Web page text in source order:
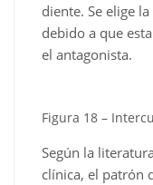
diente. Se elige
debido a que
el antagonista.
Figura 18 –
Según la
clínica, el patrón